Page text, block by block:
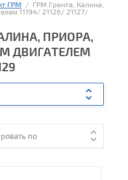
ГРМ
  /  ГРМ Гранта, Калина,
11194/ 21126/ 21127/
ПРИОРА,
ДВИГАТЕЛЕМ
по